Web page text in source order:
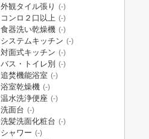
外観タイル張り (-)
コンロ２口以上 (-)
食器洗い乾燥機 (-)
システムキッチン (-)
対面式キッチン (-)
バス・トイレ別 (-)
追焚機能浴室 (-)
浴室乾燥機 (-)
温水洗浄便座 (-)
洗面台 (-)
洗髪洗面化粧台 (-)
シャワー (-)